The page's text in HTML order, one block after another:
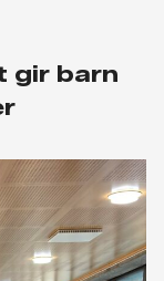
gir barn